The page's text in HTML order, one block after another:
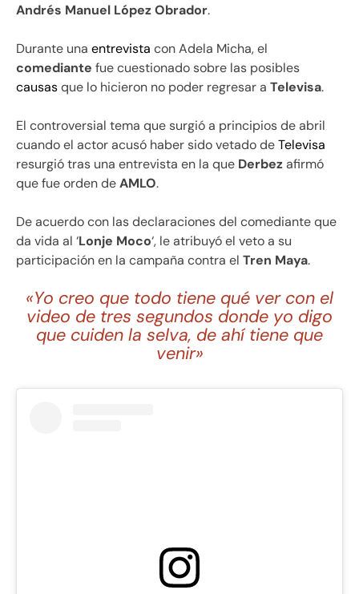
Andrés Manuel López Obrador.
Durante una entrevista con Adela Micha, el
comediante fue cuestionado sobre las posibles
causasque lo hicieron no poder regresar a Televisa.
El controversial tema que surgió a principios de abril
cuando el actor acusó haber sido vetado deTelevisa
resurgió tras una entrevista en la que Derbezafirmó
que fue orden deAMLO.
De acuerdo con las declaraciones del comediante que
da vida al ‘Lonje Moco‘, le atribuyó el veto a su
participación en la campaña contra el Tren Maya.
«Yo creo que todo tiene qué ver con el
video de tres segundos donde yo digo
que cuiden la selva, de ahí tiene que
venir»